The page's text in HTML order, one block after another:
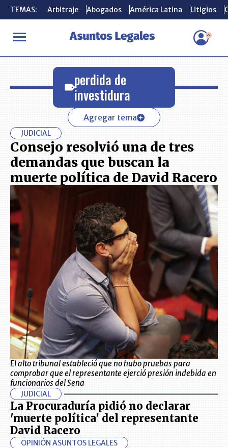
TEMAS: Arbitraje Abogados América Latina Litigios
INICIO perdida de investidura
TEMAS: Arbitraje Abogados América Latina Litigios
perdida de
investidura
Agregar tema
JUDICIAL
Consejo resolvió una de tres
demandas que buscan la
muerte política de David Racero
El alto tribunal estableció que no hubo pruebas para
comprobar que el representante ejerció presión indebida en
funcionarios del Sena
JUDICIAL
La Procuraduría pidió no declarar
'muerte política' del representante
David Racero
OPINIÓN ASUNTOS LEGALES